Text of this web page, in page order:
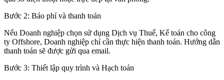
Bước 2: Báo phí và thanh toán
Nếu Doanh nghiệp chọn sử dụng Dịch vụ Thuế, Kế toán cho công
ty Offshore, Doanh nghiệp chỉ cần thực hiện thanh toán. Hướng dẫn
thanh toán sẽ được gửi qua email.
Bước 3: Thiết lập quy trình và Hạch toán